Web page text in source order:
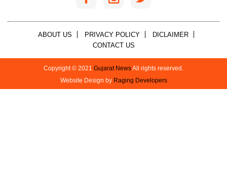
ABOUT US PRIVACY POLICY
DICLAIMER
CONTACT US
Copyright © 2021 Gujarat NewsAll rights reserved.
Website Design by Raging Developers